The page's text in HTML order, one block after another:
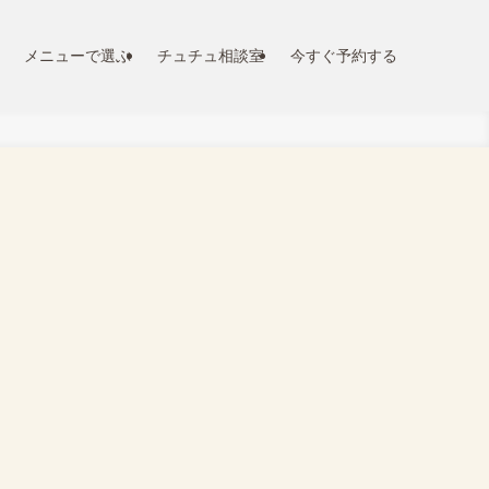
メニューで選ぶ チュチュ相談室 今すぐ予約する